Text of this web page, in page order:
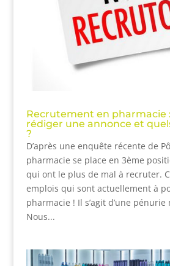
Recrutement en pharmacie
rédiger une annonce et
?
D’après une enquête récente de
pharmacie se place en 3ème
qui ont le plus de mal à recruter.
emplois qui sont actuellement à
pharmacie ! Il s’agit d’une
Nous...